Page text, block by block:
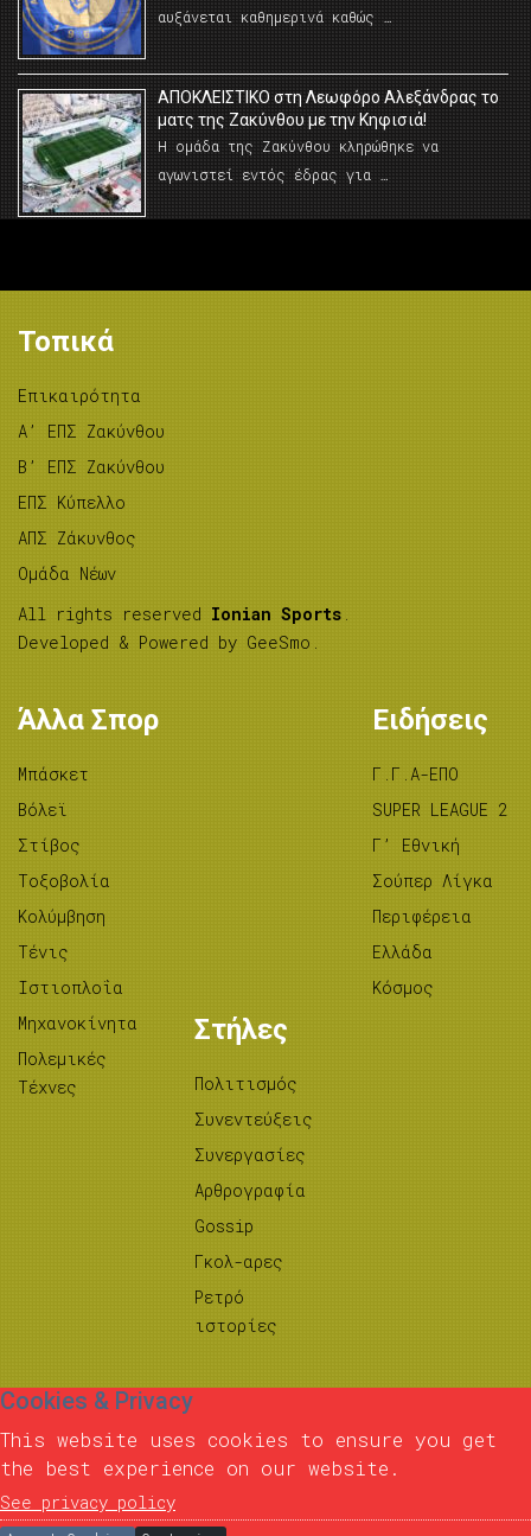
αυξάνεται καθημερινά καθώς …
AΠΟΚΛΕΙΣΤΙΚΟ στη Λεωφόρο Αλεξάνδρας το
ματς της Ζακύνθου με την Κηφισιά!
Η ομάδα της Ζακύνθου κληρώθηκε να
αγωνιστεί εντός έδρας για …
Τοπικά
Επικαιρότητα
A’ ΕΠΣ Ζακύνθου
B’ ΕΠΣ Ζακύνθου
ΕΠΣ Κύπελλο
ΑΠΣ Ζάκυνθος
Ομάδα Νέων
All rights reserved Ionian Sports .
Developed & Powered by GeeSmo .
Άλλα Σπορ
Μπάσκετ
Βόλεϊ
Στίβος
Tοξοβολία
Κολύμβηση
Τένις
Ιστιοπλοΐα
Μηχανοκίνητα
Πολεμικές
Τέχνες
Ειδήσεις
Γ.Γ.Α-ΕΠΟ
SUPER LEAGUE 2
Γ’ Εθνική
Σούπερ Λίγκα
Περιφέρεια
Ελλάδα
Κόσμος
Στήλες
Πολιτισμός
Συνεντεύξεις
Συνεργασίες
Αρθρογραφία
Gossip
Γκολ-αρες
Ρετρό
ιστορίες
Cookies & Privacy
This website uses cookies to ensure you get
the best experience on our website.
See privacy policy